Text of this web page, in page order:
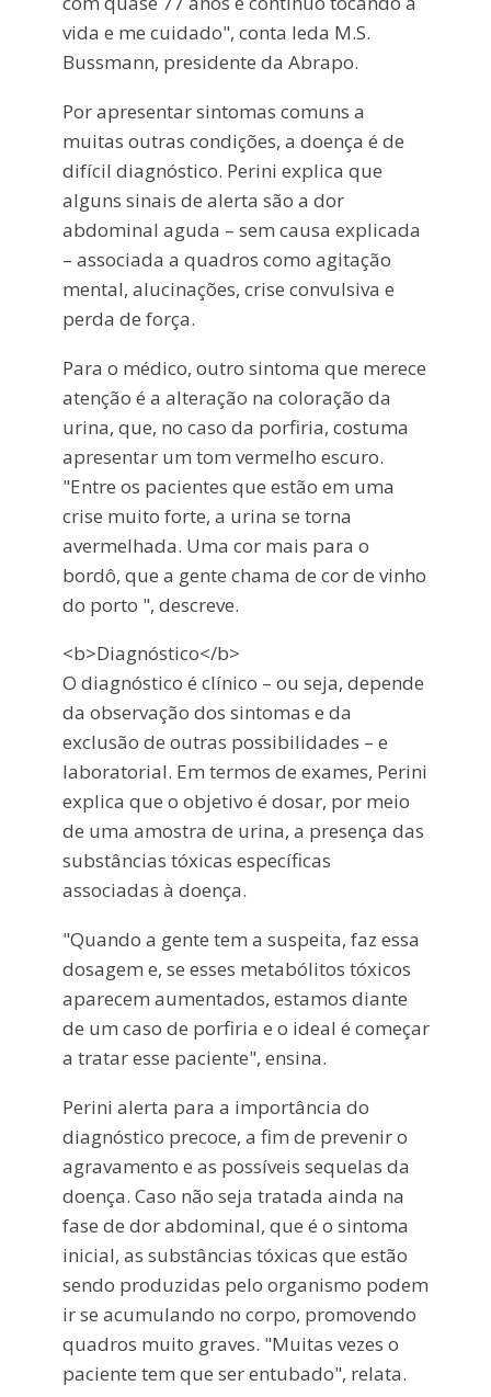
vida e me cuidado", conta Ieda M.S.
Bussmann, presidente da Abrapo.
Por apresentar sintomas comuns a
muitas outras condições, a doença é de
difícil diagnóstico. Perini explica que
alguns sinais de alerta são a dor
abdominal aguda – sem causa explicada
– associada a quadros como agitação
mental, alucinações, crise convulsiva e
perda de força.
Para o médico, outro sintoma que merece
atenção é a alteração na coloração da
urina, que, no caso da porfiria, costuma
apresentar um tom vermelho escuro.
"Entre os pacientes que estão em uma
crise muito forte, a urina se torna
avermelhada. Uma cor mais para o
bordô, que a gente chama de cor de vinho
do porto ", descreve.
<b>Diagnóstico</b>
O diagnóstico é clínico – ou seja, depende
da observação dos sintomas e da
exclusão de outras possibilidades – e
laboratorial. Em termos de exames, Perini
explica que o objetivo é dosar, por meio
de uma amostra de urina, a presença das
substâncias tóxicas específicas
associadas à doença.
"Quando a gente tem a suspeita, faz essa
dosagem e, se esses metabólitos tóxicos
aparecem aumentados, estamos diante
de um caso de porfiria e o ideal é começar
a tratar esse paciente", ensina.
Perini alerta para a importância do
diagnóstico precoce, a fim de prevenir o
agravamento e as possíveis sequelas da
doença. Caso não seja tratada ainda na
fase de dor abdominal, que é o sintoma
inicial, as substâncias tóxicas que estão
sendo produzidas pelo organismo podem
ir se acumulando no corpo, promovendo
quadros muito graves. "Muitas vezes o
paciente tem que ser entubado", relata.